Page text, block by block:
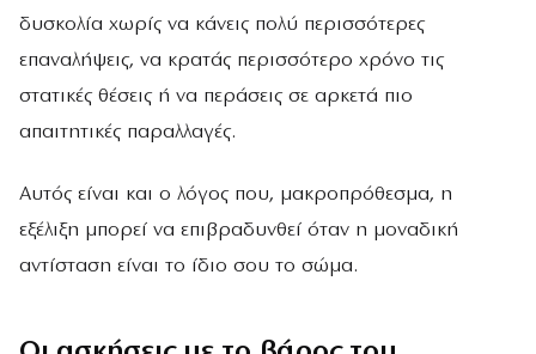
δυσκολία χωρίς να κάνεις πολύ περισσότερες
επαναλήψεις, να κρατάς περισσότερο χρόνο τις
στατικές θέσεις ή να περάσεις σε αρκετά πιο
απαιτητικές παραλλαγές.
Αυτός είναι και ο λόγος που, μακροπρόθεσμα, η
εξέλιξη μπορεί να επιβραδυνθεί όταν η μοναδική
αντίσταση είναι το ίδιο σου το σώμα.